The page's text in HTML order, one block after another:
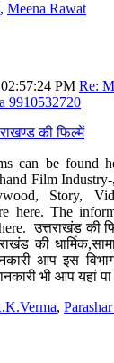
, Meena Rawat
PM Re:
9910532720
की फिल्में
can be found
Film
Story,
here. The
उत्तराखंड की
की
आप इस
भी आप यहां
,